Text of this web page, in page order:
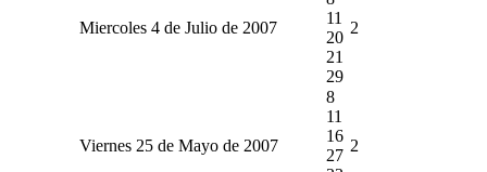
Miercoles 4 de Julio de 2007
11
20
21
29
2
Viernes 25 de Mayo de 2007
8
11
16
27
2